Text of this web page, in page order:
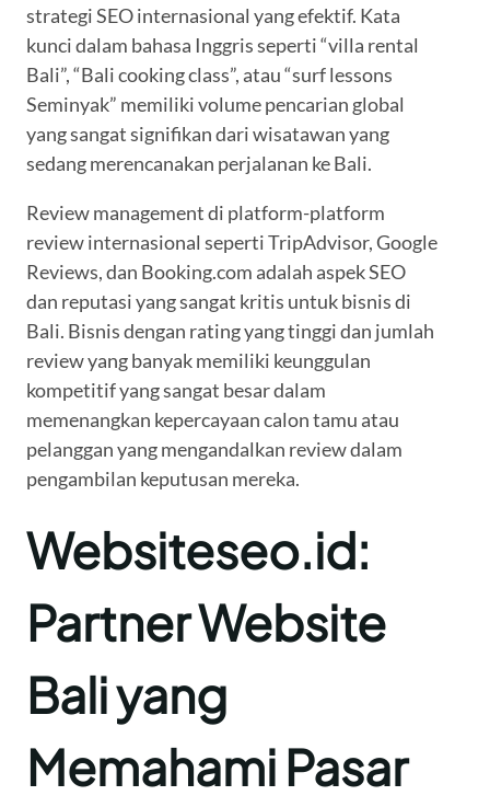
strategi SEO internasional yang efektif. Kata
kunci dalam bahasa Inggris seperti “villa rental
Bali”, “Bali cooking class”, atau “surf lessons
Seminyak” memiliki volume pencarian global
yang sangat signifikan dari wisatawan yang
sedang merencanakan perjalanan ke Bali.
Review management di platform-platform
review internasional seperti TripAdvisor, Google
Reviews, dan Booking.com adalah aspek SEO
dan reputasi yang sangat kritis untuk bisnis di
Bali. Bisnis dengan rating yang tinggi dan jumlah
review yang banyak memiliki keunggulan
kompetitif yang sangat besar dalam
memenangkan kepercayaan calon tamu atau
pelanggan yang mengandalkan review dalam
pengambilan keputusan mereka.
Websiteseo.id:
Partner Website
Bali yang
Memahami Pasar